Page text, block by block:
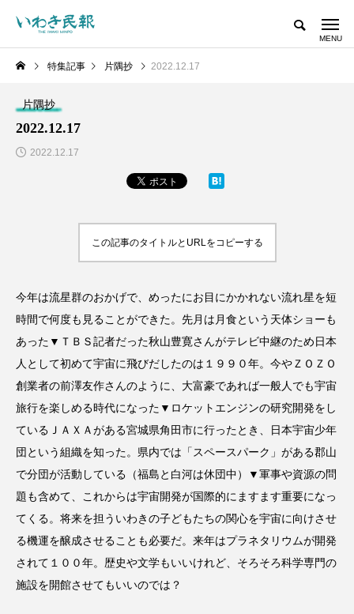
特集記事 片隅抄 2022.12.17
片隅抄
2022.12.17
2022.12.17
この記事のタイトルとURLをコピーする
今年は流星群のおかげで、めったにお目にかかれない流れ星を短
時間で何度も見ることができた。先月は月食という天体ショーも
あった▼ＴＢＳ記者だった秋山豊寛さんがテレビ中継のため日本
人として初めて宇宙に飛びだしたのは１９９０年。今やＺＯＺＯ
創業者の前澤友作さんのように、大富豪であれば一般人でも宇宙
旅行を楽しめる時代になった▼ロケットエンジンの研究開発をし
ているＪＡＸＡがある宮城県角田市に行ったとき、日本宇宙少年
団という組織を知った。県内では「スペースパーク」がある郡山
で分団が活動している（福島と白河は休団中）▼軍事や資源の問
題も含めて、これからは宇宙開発が国際的にますます重要になっ
てくる。将来を担ういわきの子どもたちの関心を宇宙に向けさせ
る機運を醸成させることも必要だ。来年はプラネタリウムが開発
されて１００年。歴史や文学もいいけれど、そろそろ科学専門の
施設を開館させてもいいのでは？